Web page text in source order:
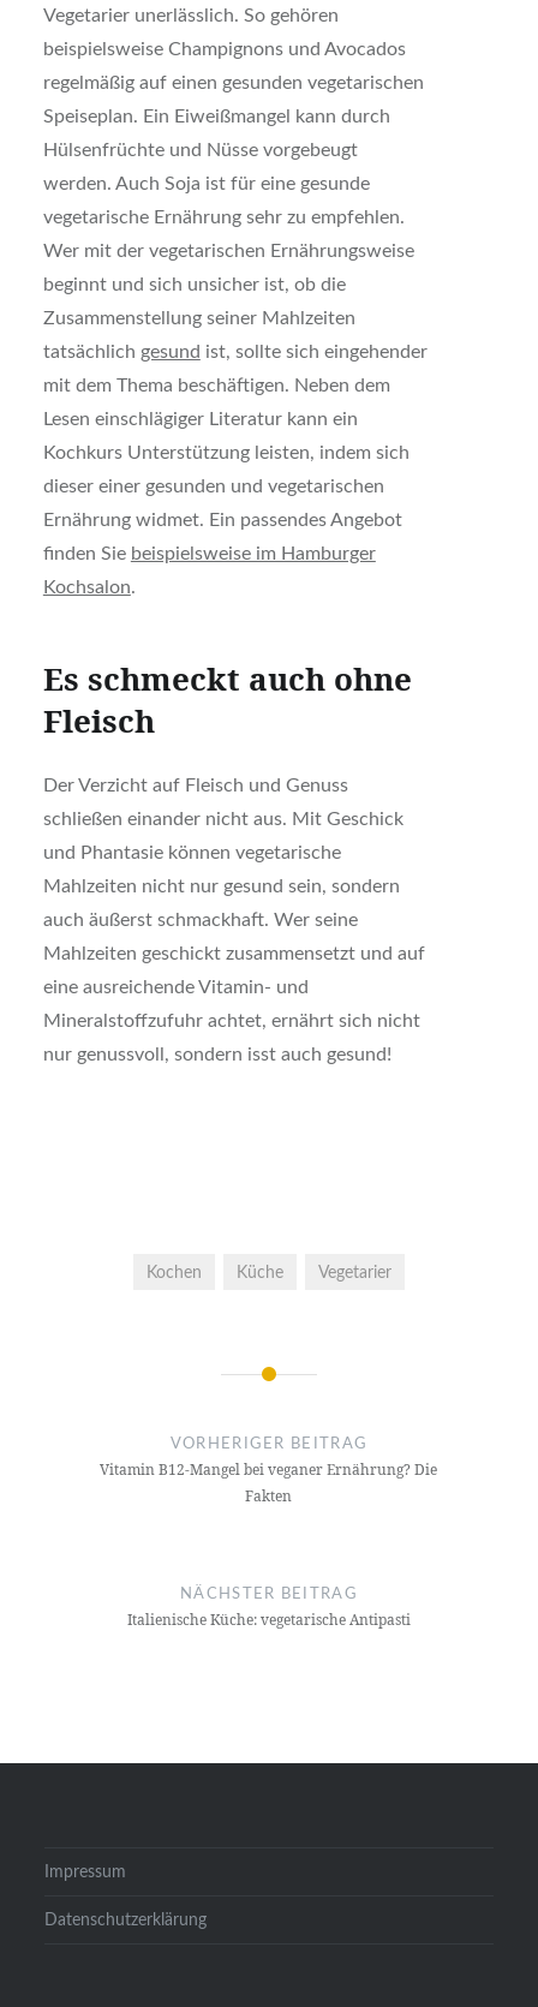
Vegetarier unerlässlich. So gehören
beispielsweise Champignons und Avocados
regelmäßig auf einen gesunden vegetarischen
Speiseplan. Ein Eiweißmangel kann durch
Hülsenfrüchte und Nüsse vorgebeugt
werden. Auch Soja ist für eine gesunde
vegetarische Ernährung sehr zu empfehlen.
Wer mit der vegetarischen Ernährungsweise
beginnt und sich unsicher ist, ob die
Zusammenstellung seiner Mahlzeiten
tatsächlich gesund ist, sollte sich eingehender
mit dem Thema beschäftigen. Neben dem
Lesen einschlägiger Literatur kann ein
Kochkurs Unterstützung leisten, indem sich
dieser einer gesunden und vegetarischen
Ernährung widmet. Ein passendes Angebot
finden Sie beispielsweise im Hamburger
Kochsalon.
Es schmeckt auch ohne
Fleisch
Der Verzicht auf Fleisch und Genuss
schließen einander nicht aus. Mit Geschick
und Phantasie können vegetarische
Mahlzeiten nicht nur gesund sein, sondern
auch äußerst schmackhaft. Wer seine
Mahlzeiten geschickt zusammensetzt und auf
eine ausreichende Vitamin- und
Mineralstoffzufuhr achtet, ernährt sich nicht
nur genussvoll, sondern isst auch gesund!
Kochen Küche Vegetarier
NavigationVORHERIGER BEITRAG
Vitamin B12-Mangel bei veganer Ernährung? Die
Fakten
NÄCHSTER BEITRAG
Italienische Küche: vegetarische Antipasti
Impressum
Datenschutzerklärung